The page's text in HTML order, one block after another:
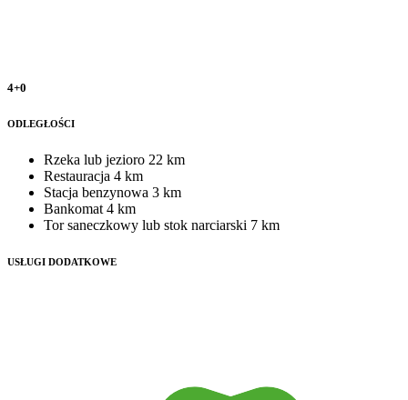
4+0
ODLEGŁOŚCI
Rzeka lub jezioro 22 km
Restauracja 4 km
Stacja benzynowa 3 km
Bankomat4 km
Tor saneczkowy lub stok narciarski 7 km
USŁUGI DODATKOWE